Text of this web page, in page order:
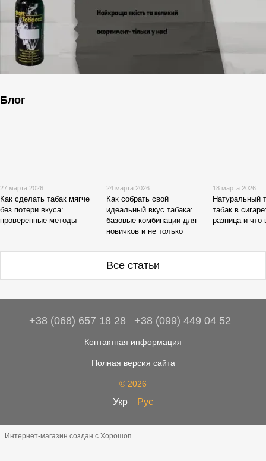
Блог
27 марта 2026
Как сделать табак мягче
без потери вкуса:
проверенные методы
24 марта 2026
Как собрать свой
идеальный вкус табака:
базовые комбинации для
новичков и не только
18 марта 2026
Натуральный
табак в
разница и что
Все статьи
+38 (068) 657 18 28 +38 (099) 449 04 52
Контактная информация
Полная версия сайта
© 2026
Укр Рус
Интернет-магазин создан с Хорошоп